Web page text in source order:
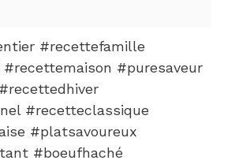
#recettefamille
#puresaveur
#recetteclassique
#platsavoureux
#boeufhaché